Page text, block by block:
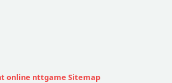
online nttgame Sitemap